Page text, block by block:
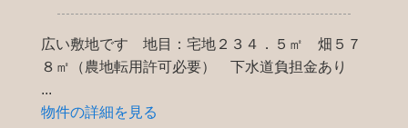
広い敷地です 地目：宅地２３４．５㎡ 畑５７
８㎡（農地転用許可必要） 下水道負担金あり
物件の詳細を見る